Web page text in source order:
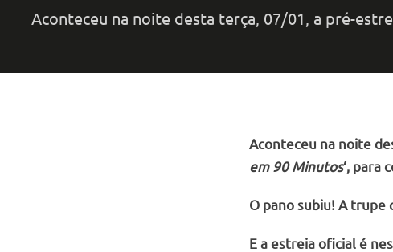
Aconteceu na noite desta terça, 07/01, a pré-
Aconteceu na noite
em 90 Minutos‘, para
O pano subiu! A trupe
E a estreia oficial é